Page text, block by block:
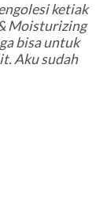
ketiak
Moisturizing
bisa untuk
Aku sudah